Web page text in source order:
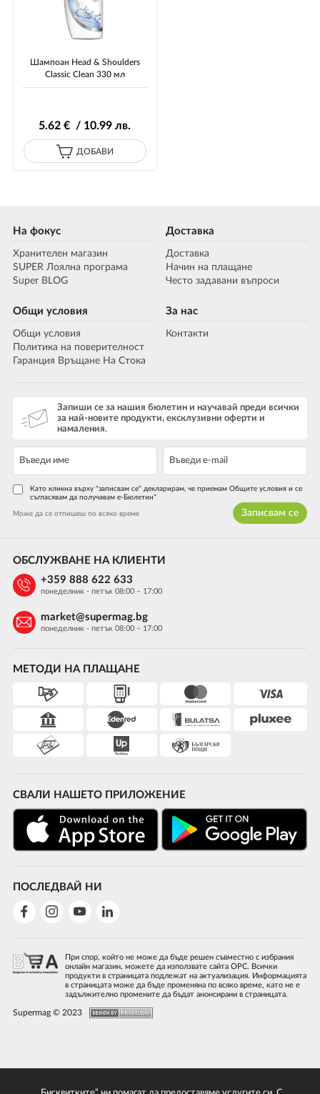
Шампоан Head & Shoulders
Classic Clean 330 мл
5.62 € / 10.99 лв.
ДОБАВИ
На фокус
Хранителен магазин
SUPER Лоялна програма
Super BLOG
Доставка
Доставка
Начин на плащане
Често задавани въпроси
Общи условия
Общи условия
Политика на поверителност
Гаранция Връщане На Стока
За нас
Контакти
Запиши се за нашия бюлетин и научавай преди всички
за най-новите продукти, ексклузивни оферти и
намаления.
Като кликна върху "записвам се" декларирам, че приемам Общите условия и се
съгласявам да получавам е-Бюлетин*
Може да се отпишеш по всяко време Записвам се
МЕТОДИ НА ПЛАЩАНЕ
СВАЛИ НАШЕТО ПРИЛОЖЕНИЕ
ПОСЛЕДВАЙ НИ
ОБСЛУЖВАНЕ НА КЛИЕНТИ
+359 888 622 633
понеделник - петък 08:00 – 17:00
market@supermag.bg
понеделник - петък 08:00 – 17:00
При спор, който не може да бъде решен съвместно с избрания
онлайн магазин, можете да използвате сайта ОРС. Всички
продукти в страницата подлежат на актуализация. Информацията
в страницата може да бъде променяна по всяко време, като не е
задължително промените да бъдат анонсирани в страницата.
Supermag © 2023